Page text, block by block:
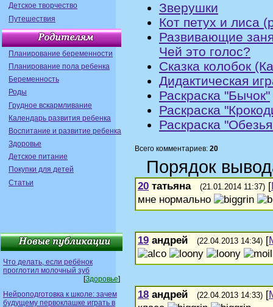
Детское творчество
Путешествия
Планирование беременности
Планирование пола ребенка
Беременность
Роды
Грудное вскармливание
Календарь развития ребенка
Воспитание и развитие ребенка
Здоровье
Детское питание
Покупки для детей
Статьи
Что делать, если ребёнок
проглотил молочный зуб
[Здоровье]
Нейроподготовка к школе: зачем
будущему первоклашке играть в
Зверушки
Кот петух и лиса
Развивающие
Чей это голос?
Сказка колобок
Дидактическая
Раскраска "Бычок"
Раскраска
Раскраска
Всего комментариев: 20
Порядок
20 татьяна (21.01.2014 11:37) [
мне нормально
19 андрей (22.04.2013 14:34) [
18 андрей (22.04.2013 14:33) [